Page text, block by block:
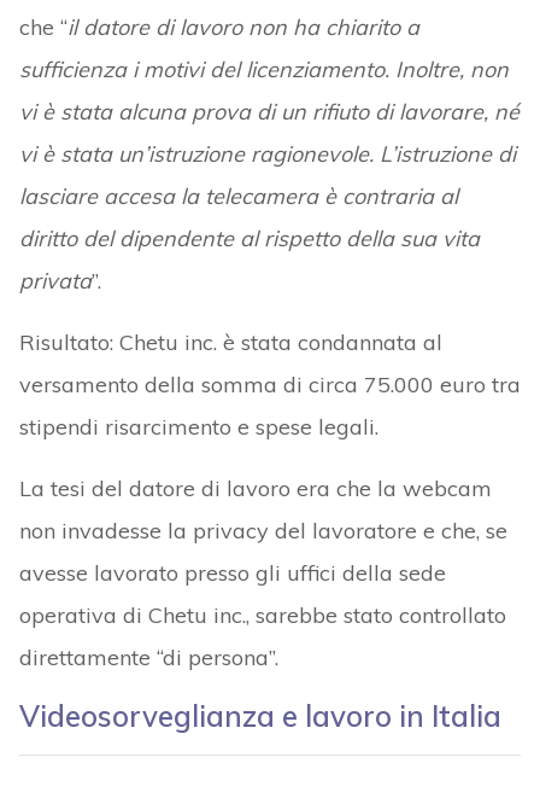
che “il datore di lavoro non ha chiarito a
sufficienza i motivi del licenziamento. Inoltre, non
vi è stata alcuna prova di un rifiuto di lavorare, né
vi è stata un’istruzione ragionevole. L’istruzione di
lasciare accesa la telecamera è contraria al
diritto del dipendente al rispetto della sua vita
privata”.
Risultato: Chetu inc. è stata condannata al
versamento della somma di circa 75.000 euro tra
stipendi risarcimento e spese legali.
La tesi del datore di lavoro era che la webcam
non invadesse la privacy del lavoratore e che, se
avesse lavorato presso gli uffici della sede
operativa di Chetu inc., sarebbe stato controllato
direttamente “di persona”.
Videosorveglianza e lavoro in Italia